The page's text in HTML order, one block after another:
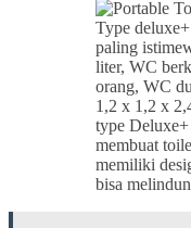
Type
paling
liter, WC
orang, WC
1,2 x 1,2 x
type
membuat
memiliki
bisa